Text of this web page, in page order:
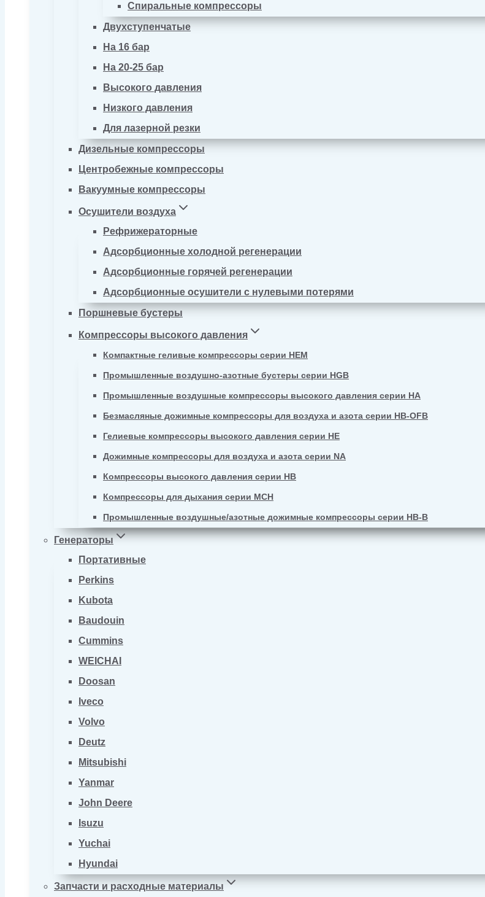
Спиральные компрессоры
Двухступенчатые
На 16 бар
На 20-25 бар
Высокого давления
Низкого давления
Для лазерной резки
Дизельные компрессоры
Центробежные компрессоры
Вакуумные компрессоры
Осушители воздуха
Рефрижераторные
Адсорбционные холодной регенерации
Адсорбционные горячей регенерации
Адсорбционные осушители с нулевыми потерями
Поршневые бустеры
Компрессоры высокого давления
Компактные геливые компрессоры серии HEM
Промышленные воздушно-азотные бустеры серии HGB
Промышленные воздушные компрессоры высокого давления серии HA
Безмасляные дожимные компрессоры для воздуха и азота серии HB-OFB
Гелиевые компрессоры высокого давления серии HE
Дожимные компрессоры для воздуха и азота серии NA
Компрессоры высокого давления серии HB
Компрессоры для дыхания серии MCH
Промышленные воздушные/азотные дожимные компрессоры серии HB-B
Генераторы
Портативные
Perkins
Kubota
Baudouin
Cummins
WEICHAI
Doosan
Iveco
Volvo
Deutz
Mitsubishi
Yanmar
John Deere
Isuzu
Yuchai
Hyundai
Запчасти и расходные материалы